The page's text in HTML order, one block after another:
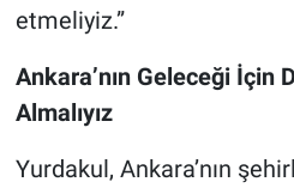
etmeliyiz.”
Ankara’nın Geleceği İçin
Almalıyız
Yurdakul, Ankara’nın